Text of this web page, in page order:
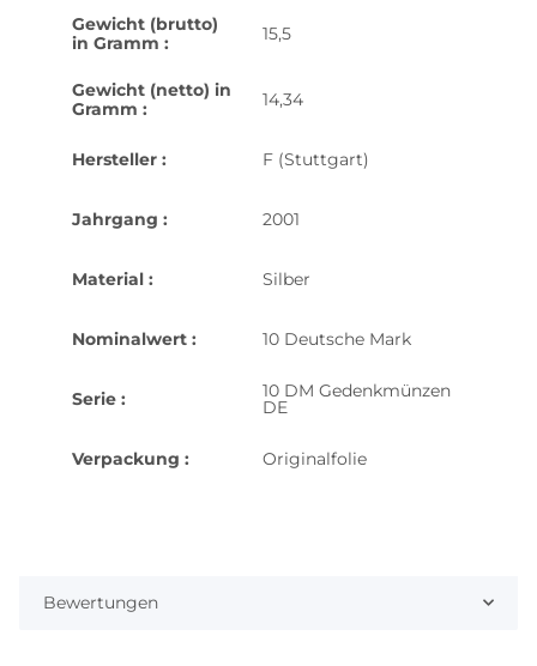
Gewicht (brutto)
in Gramm :
15,5
Gewicht (netto) in
Gramm :
14,34
Hersteller : F (Stuttgart)
Jahrgang : 2001
Material : Silber
Nominalwert : 10 Deutsche Mark
Serie : 10 DM Gedenkmünzen
DE
Verpackung : Originalfolie
Bewertungen